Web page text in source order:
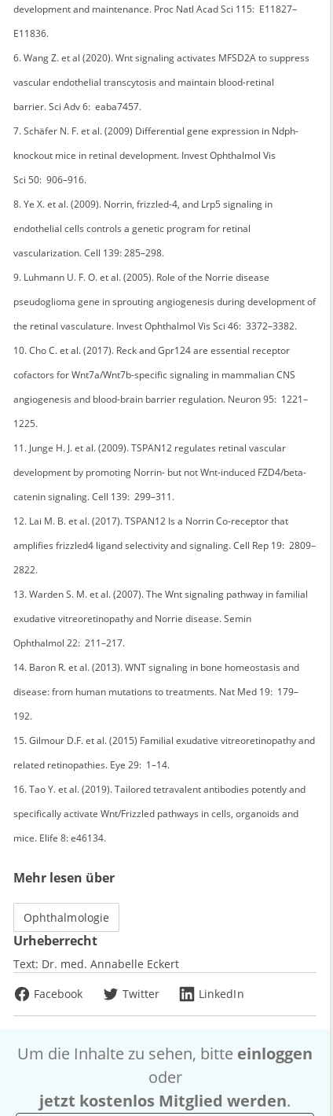
development and maintenance. Proc Natl Acad Sci 115: E11827–
E11836.
6. Wang Z. et al (2020). Wnt signaling activates MFSD2A to suppress
vascular endothelial transcytosis and maintain blood-retinal
barrier. Sci Adv 6: eaba7457.
7. Schäfer N. F. et al. (2009) Differential gene expression in Ndph-
knockout mice in retinal development. Invest Ophthalmol Vis
Sci 50: 906–916.
8. Ye X. et al. (2009). Norrin, frizzled-4, and Lrp5 signaling in
endothelial cells controls a genetic program for retinal
vascularization. Cell 139: 285–298.
9. Luhmann U. F. O. et al. (2005). Role of the Norrie disease
pseudoglioma gene in sprouting angiogenesis during development of
the retinal vasculature. Invest Ophthalmol Vis Sci 46: 3372–3382.
10. Cho C. et al. (2017). Reck and Gpr124 are essential receptor
cofactors for Wnt7a/Wnt7b-specific signaling in mammalian CNS
angiogenesis and blood-brain barrier regulation. Neuron 95: 1221–
1225.
11. Junge H. J. et al. (2009). TSPAN12 regulates retinal vascular
development by promoting Norrin- but not Wnt-induced FZD4/beta-
catenin signaling. Cell 139: 299–311.
12. Lai M. B. et al. (2017). TSPAN12 Is a Norrin Co-receptor that
amplifies frizzled4 ligand selectivity and signaling. Cell Rep 19: 2809–
2822.
13. Warden S. M. et al. (2007). The Wnt signaling pathway in familial
exudative vitreoretinopathy and Norrie disease. Semin
Ophthalmol 22: 211–217.
14. Baron R. et al. (2013). WNT signaling in bone homeostasis and
disease: from human mutations to treatments. Nat Med 19: 179–
192.
15. Gilmour D.F. et al. (2015) Familial exudative vitreoretinopathy and
related retinopathies. Eye 29: 1–14.
16. Tao Y. et al. (2019). Tailored tetravalent antibodies potently and
specifically activate Wnt/Frizzled pathways in cells, organoids and
mice. Elife 8: e46134.
Mehr lesen über
Ophthalmologie
Urheberrecht
Text: Dr. med. Annabelle Eckert
Facebook
Twitter LinkedIn
Um die Inhalte zu sehen, bitte einloggen
oder
jetzt kostenlos Mitglied werden.